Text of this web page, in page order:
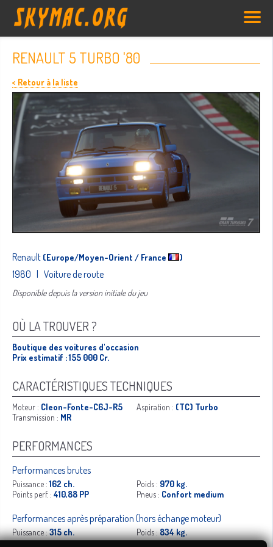
RENAULT 5 TURBO '80
< Retour à la liste
Renault (Europe/Moyen-Orient / France )
1980 | Voiture de route
Disponible depuis la version initiale du jeu
OÙ LA TROUVER ?
Boutique des voitures d'occasion
Prix estimatif : 155 000 Cr.
CARACTÉRISTIQUES TECHNIQUES
Moteur : Cleon-Fonte-C6J-R5 Aspiration : (TC) Turbo
Transmission : MR
PERFORMANCES
Performances brutes
Puissance :162 ch. Poids : 970 kg.
Points perf. : 410,88 PP Pneus : Confort medium
Performances après préparation (hors échange moteur)
Puissance :315 ch. Poids :834 kg.